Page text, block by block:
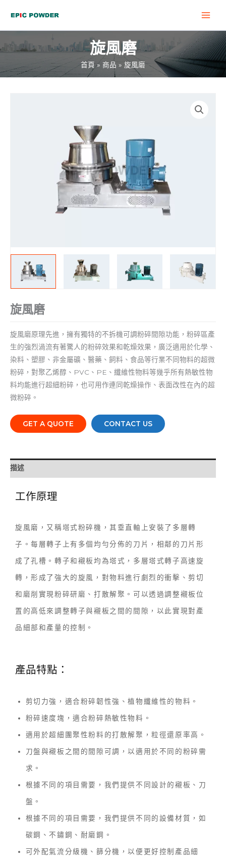
內
旋風磨
首頁 商品 旋風磨
旋風磨
旋風磨原理先進，擁有獨特的不拆機可調粉碎間隙功能，粉碎區產
生的強烈渦流有著驚人的粉碎效果和乾燥效果，廣泛適用於化學、
染料、塑膠、非金屬礦、醫藥、飼料、食品等行業不同物料的超微
粉碎，對聚乙烯醇、PVC、PE、纖維性物料等幾乎所有熱敏性物
料均能進行超細粉碎，也可用作連同乾燥操作、表面改性在內的超
微粉碎。
GET A QUOTE CONTACT US
描述
工作原理
旋風磨，又稱塔式粉碎機，其垂直軸上安裝了多層轉
子。每層轉子上有多個均勻分佈的刀片，相鄰的刀片形
成了孔槽。轉子和襯板均為塔式，多層塔式轉子高速旋
轉，形成了強大的旋風，對物料進行劇烈的衝擊、剪切
和磨削實現粉碎研磨、打散解聚。可以透過調整襯板位
置的高低來調整轉子與襯板之間的間隙，以此實現對產
品細部和產量的控制。
產品特點：
剪切力強，適合粉碎韌性強、植物纖維性的物料。
粉碎速度塊，適合粉碎熱敏性物料。
適用於超細團聚性粉料的打散解聚，粒徑還原率高。
刀盤與襯板之間的間隙可調，以適用於不同的粉碎需
求。
根據不同的項目需要，我們提供不同設計的襯板、刀
盤。
根據不同的項目需要，我們提供不同的設備材質，如
碳鋼、不鏽鋼、耐磨鋼。
可外配氣流分級機、篩分機，以便更好控制產品細